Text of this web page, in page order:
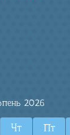
2026
Чт Пт